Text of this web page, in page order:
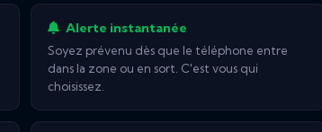
Alerte instantanée
Soyez prévenu dès que le téléphone entre
dans la zone ou en sort. C'est vous qui
choisissez.